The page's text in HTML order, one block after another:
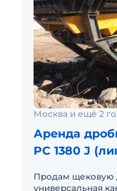
Москва и ещё 2
Аренда
PC 1380 J
Продам щековую
универсальная